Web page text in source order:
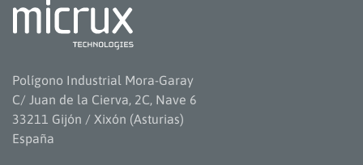
Polígono Industrial Mora-Garay
C/ Juan de la Cierva, 2C, Nave 6
33211 Gijón / Xixón (Asturias)
España